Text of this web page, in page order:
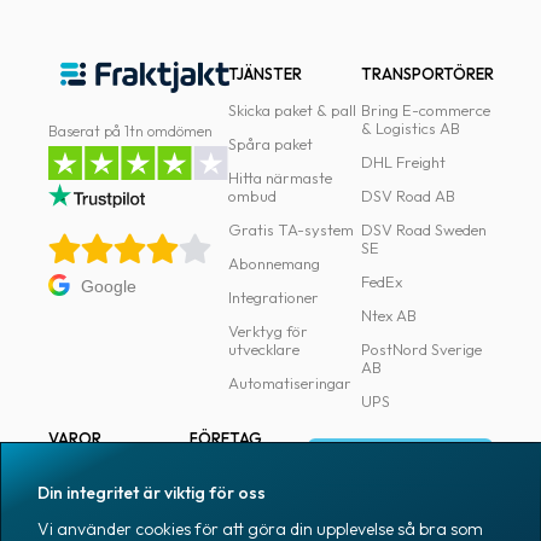
Villkor
Allmänna
villkor
Integritet
Förbjudet
och
Baserat på 1tn omdömen
Google
TJÄNSTER
Skicka paket & pall
Spåra paket
Hitta närmaste
ombud
Gratis TA-system
Abonnemang
Integrationer
Verktyg för
utvecklare
Automatiseringar
TRANSPORTÖRER
Bring E-commerce
& Logistics AB
DHL Freight
DSV Road AB
DSV Road Sweden
SE
FedEx
Ntex AB
PostNord Sverige
AB
UPS
VAROR
Märkning
FÖRETAG
Pressrum
Din integritet är viktig för oss
Vi använder cookies för att göra din upplevelse så bra som